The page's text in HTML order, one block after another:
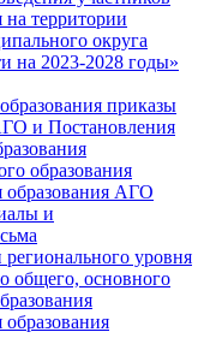
территории
округа
на 2023-2028 годы»
приказы
и Постановления
образования
образования АГО
и
уровня
общего, основного